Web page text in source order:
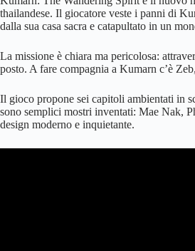
thailandese. Il giocatore veste i panni di
dalla sua casa sacra e catapultato in un
La missione è chiara ma pericolosa:
posto. A fare compagnia a Kumarn c’è
Il gioco propone sei capitoli ambientati in
sono semplici mostri inventati: Mae Nak,
design moderno e inquietante.